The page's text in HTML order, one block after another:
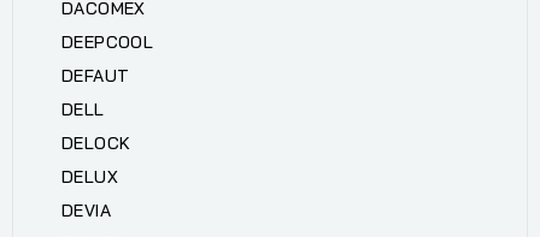
DACOMEX
DEEPCOOL
DEFAUT
DELL
DELOCK
DELUX
DEVIA